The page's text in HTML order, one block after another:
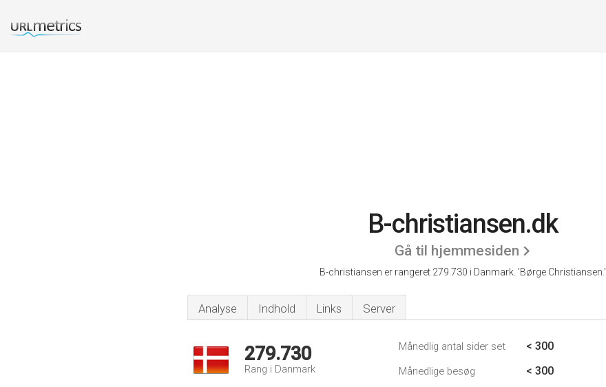
B-christiansen.dk
Gå til hjemmesiden
B-christiansen er rangeret 279.730 i Danmark. 'Børge Christiansen.'
Analyse Indhold Links Server
279.730
Rang i Danmark
Månedlig antal sider set < 300
Månedlige besøg < 300